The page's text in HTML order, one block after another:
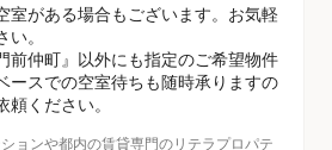
がある場合もございます。お気軽
。
仲町』以外にも指定のご希望物件
ースでの空室待ちも随時承りますの
頼ください。
ョンや都内の賃貸専門のリテラプロパテ